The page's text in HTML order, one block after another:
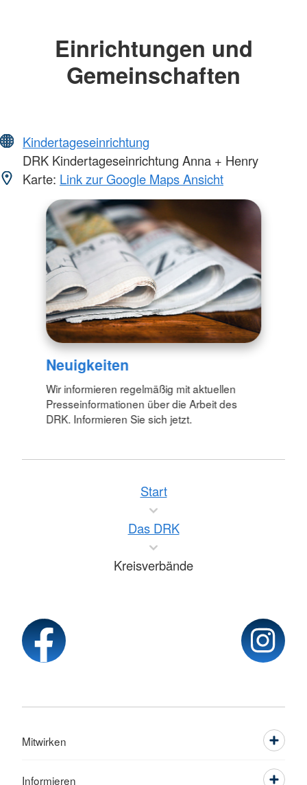
Einrichtungen und
Gemeinschaften
Kindertageseinrichtung
DRK Kindertageseinrichtung Anna + Henry
Karte: Link zur Google Maps Ansicht
Neuigkeiten
Wir informieren regelmäßig mit aktuellen
Presseinformationen über die Arbeit des
DRK. Informieren Sie sich jetzt.
Start
Das DRK
Kreisverbände
Mitwirken
Informieren